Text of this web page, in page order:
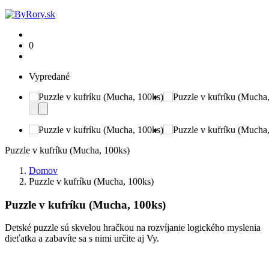
0
Vypredané
Puzzle v kufríku (Mucha, 100ks)
Domov
Puzzle v kufríku (Mucha, 100ks)
Puzzle v kufríku (Mucha, 100ks)
Detské puzzle sú skvelou hračkou na rozvíjanie logického myslenia
dieťatka a zabavíte sa s nimi určite aj Vy.